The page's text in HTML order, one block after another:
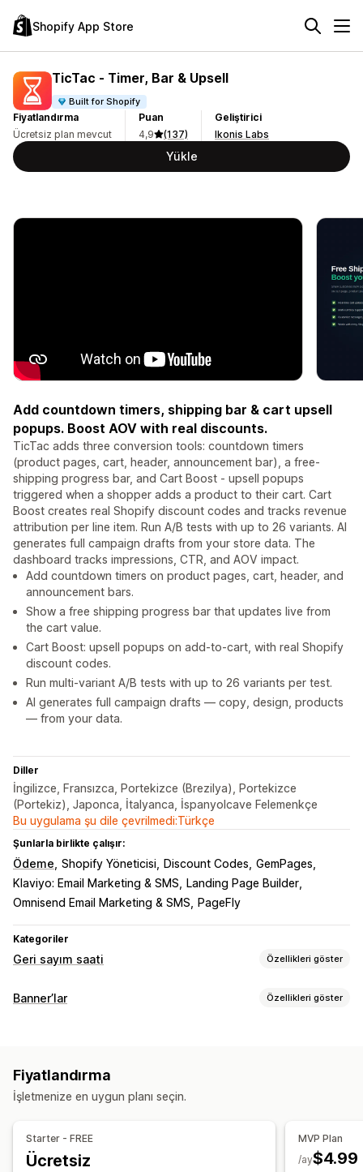
Shopify App Store
TicTac ‑ Timer, Bar & Upsell
Built for Shopify
Fiyatlandırma
Ücretsiz plan mevcut
Puan
4,9
(137)
Geliştirici
Ikonis Labs
Yükle
Add countdown timers, shipping bar & cart upsell
popups. Boost AOV with real discounts.
TicTac adds three conversion tools: countdown timers
(product pages, cart, header, announcement bar), a free-
shipping progress bar, and Cart Boost - upsell popups
triggered when a shopper adds a product to their cart. Cart
Boost creates real Shopify discount codes and tracks revenue
attribution per line item. Run A/B tests with up to 26 variants. AI
generates full campaign drafts from your store data. The
dashboard tracks impressions, CTR, and AOV impact.
Add countdown timers on product pages, cart, header, and
announcement bars.
Show a free shipping progress bar that updates live from
the cart value.
Cart Boost: upsell popups on add-to-cart, with real Shopify
discount codes.
Run multi-variant A/B tests with up to 26 variants per test.
AI generates full campaign drafts — copy, design, products
— from your data.
Diller
İngilizce, Fransızca, Portekizce (Brezilya), Portekizce
(Portekiz), Japonca, İtalyanca, İspanyolcave Felemenkçe
Bu uygulama şu dile çevrilmedi:Türkçe
Şunlarla birlikte çalışır:
Ödeme Shopify Yöneticisi Discount Codes GemPages
Klaviyo: Email Marketing & SMS
Landing Page Builder
Omnisend Email Marketing & SMS
PageFly
Kategoriler
Geri sayım saati Özellikleri göster
Görüntüleme seçenekleri
Zamanlama seçenekleri
Ziyaret başına sıfırlama
Sabit dakika
Tek seferlik
Banner’lar Özellikleri göster
Özelleştirme
Zamanlama
Fiyatlandırma
İşletmenize en uygun planı seçin.
Starter - FREE
Ücretsiz
MVP Plan
$4.99
/ay